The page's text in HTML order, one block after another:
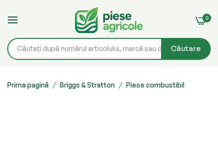
Căutare
0
la
Prima pagină Briggs & Stratton Piese combustibil